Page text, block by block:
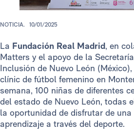
NOTICIA. 10/01/2025
La Fundación Real Madrid, en
Matters y el apoyo de la
Inclusión de Nuevo León
clínic de fútbol femenino en
semana, 100 niñas de diferentes
del estado de Nuevo León, todas
la oportunidad de disfrutar de una
aprendizaje a través del deporte.